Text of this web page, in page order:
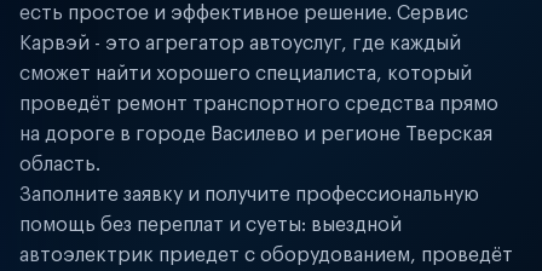
есть простое и эффективное решение. Сервис
Карвэй - это агрегатор автоуслуг, где каждый
сможет найти хорошего специалиста, который
проведёт ремонт транспортного средства прямо
на дороге в городе Василево и регионе Тверская
область.
Заполните заявку и получите профессиональную
помощь без переплат и суеты: выездной
автоэлектрик приедет с оборудованием, проведёт